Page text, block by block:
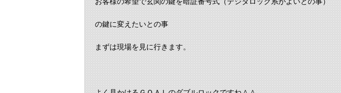
の鍵に変えたいとの事
まずは現場を見に行きます。